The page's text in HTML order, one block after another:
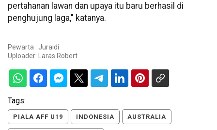
pertahanan lawan dan upaya itu baru berhasil di
penghujung laga," katanya.
Pewarta : Juraidi
Uploader:
Laras Robert
Tags:
PIALA AFF U19 INDONESIA AUSTRALIA